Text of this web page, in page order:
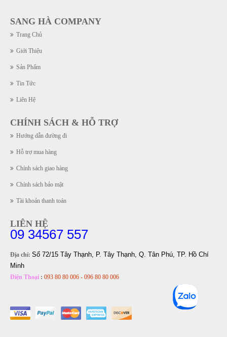
SANG HÀ COMPANY
Trang Chủ
Giới Thiệu
Sản Phẩm
Tin Tức
Liên Hệ
CHÍNH SÁCH & HỖ TRỢ
Hướng dẫn đường đi
Hỗ trợ mua hàng
Chính sách giao hàng
Chính sách bảo mật
Tài khoản thanh toán
LIÊN HỆ
09 34567 557
Địa chỉ: Số 72/15 Tây Thạnh, P. Tây Thạnh, Q. Tân Phú, TP. Hồ Chí
Minh
Điện Thoại : 093 80 80 006 - 096 80 80 006